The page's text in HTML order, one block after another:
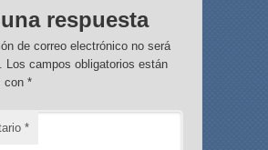
respuesta
de correo electrónico no será
Los campos obligatorios están
con *
*